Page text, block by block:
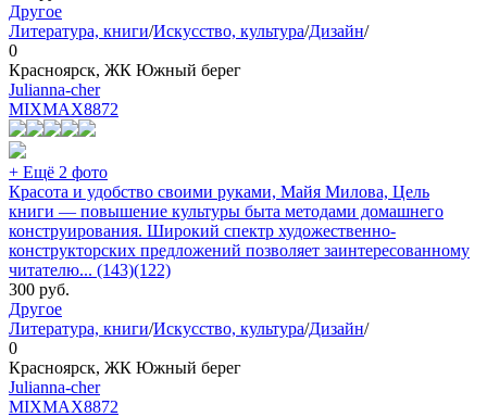
Другое
Литература, книги/Искусство, культура/Дизайн/
0
Красноярск, ЖК Южный берег
Julianna-cher
MIXMAX8872
+ Ещё 2 фото
Красота и удобство своими руками, Майя Милова, Цель
книги — повышение культуры быта методами домашнего
конструирования. Широкий спектр художественно-
конструкторских предложений позволяет заинтересованному
читателю... (143)(122)
300 руб.
Другое
Литература, книги/Искусство, культура/Дизайн/
0
Красноярск, ЖК Южный берег
Julianna-cher
MIXMAX8872